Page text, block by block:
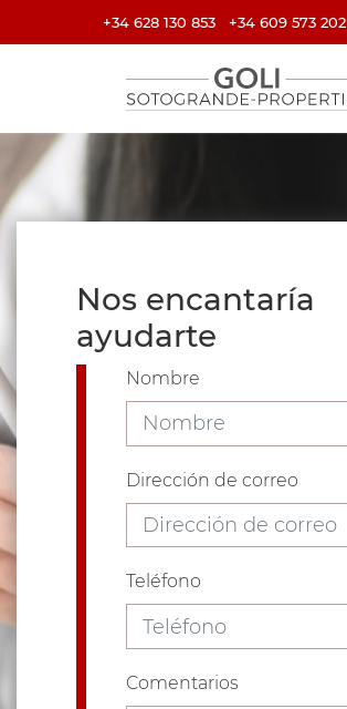
+34 628 130 853 +34 609 573 202
Nos encantaría
ayudarte
Nombre
Dirección de correo
Teléfono
Comentarios